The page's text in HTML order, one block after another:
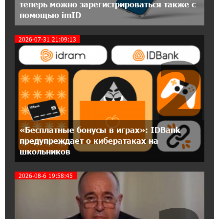
сохраняются. А мы что делаем?
День благодарности клиентам в Ванадзоре:
IDBank
17:07:36 11-07-2026
Пашинян замотивирован уничтожить
Армению․ Аршак Карапетян
14:27:40 11-07-2026
«Мой лес Армения» — бенефициар
инициативы «Сила одного драма» в июле
12:56:04 11-07-2026
Станьте акционером Юнибанка и
воспользуйтесь выгодным инвестиционным
теперь можно зарегистрироваться также с
помощью imID
2026-07-31 21:09:13
«Бесплатные бонусы в играх»: IDBank
предупреждает о кибератаках на
школьников
2
2026-08-6 19:58:45